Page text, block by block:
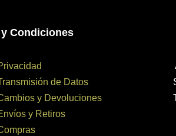
Condiciones
de Datos
y Devoluciones
y Retiros